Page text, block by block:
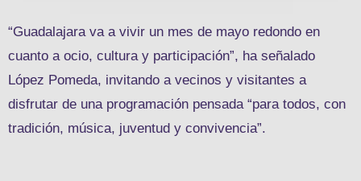
“Guadalajara va a vivir un mes de mayo redondo en
cuanto a ocio, cultura y participación”, ha señalado
López Pomeda, invitando a vecinos y visitantes a
disfrutar de una programación pensada “para todos, con
tradición, música, juventud y convivencia”.